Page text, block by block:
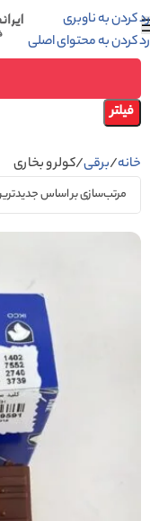
رد کردن به ناوبری
رد کردن به محتوای اصلی
فیلتر
خانه برقی کولر و بخاری